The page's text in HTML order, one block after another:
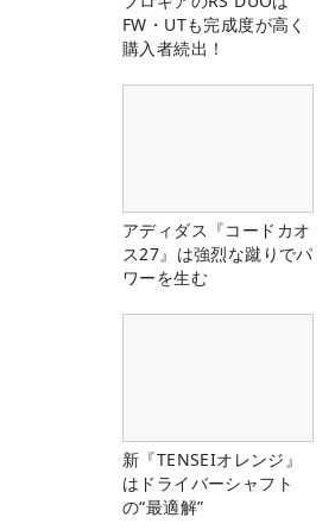
FW・UTも完成度が高く
購入者続出！
アディダス『コードカオ
ス27』は強烈な蹴りでパ
ワーを生む
新『TENSEIオレンジ』
はドライバーシャフト
の“最適解”